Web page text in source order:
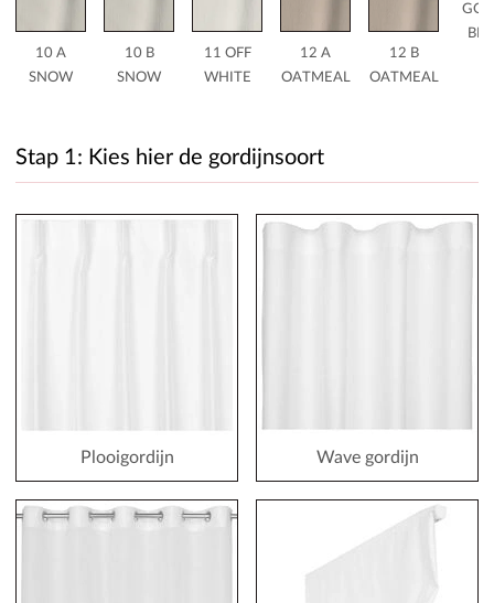
10 A
SNOW
10 B
SNOW
11 OFF
WHITE
12 A
OATMEAL
12 B
OATMEAL
Stap 1: Kies hier de gordijnsoort
Plooigordijn Wave gordijn